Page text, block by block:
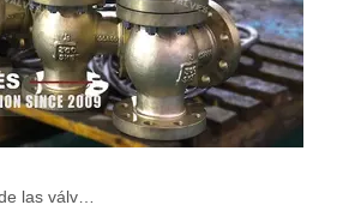
críticos, la confiabilidad de las válvulas